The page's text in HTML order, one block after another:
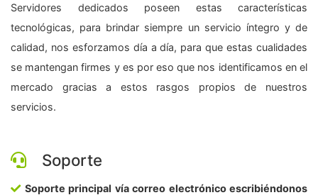
Servidores dedicados poseen estas características
tecnológicas, para brindar siempre un servicio íntegro y de
calidad, nos esforzamos día a día, para que estas cualidades
se mantengan firmes y es por eso que nos identificamos en el
mercado gracias a estos rasgos propios de nuestros
servicios.
Soporte
Soporte principal vía correo electrónico escribiéndonos